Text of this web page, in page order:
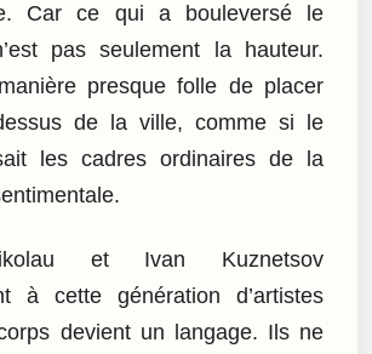
Car ce qui a bouleversé le
pas seulement la hauteur.
presque folle de placer
dessus de la ville, comme si le
les cadres ordinaires de la
et Ivan Kuznetsov
à cette génération d’artistes
devient un langage. Ils ne